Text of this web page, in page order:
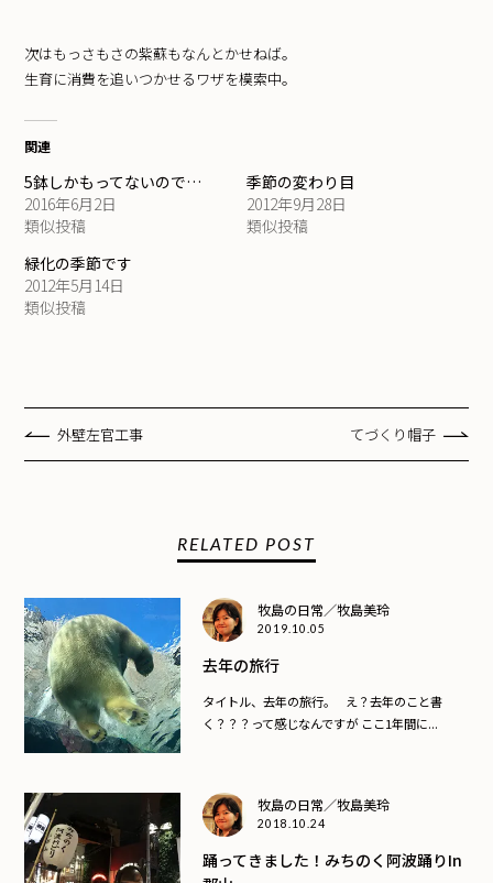
次はもっさもさの紫蘇もなんとかせねば。
生育に消費を追いつかせるワザを模索中。
関連
5鉢しかもってないので…
2016年6月2日
類似投稿
季節の変わり目
2012年9月28日
類似投稿
緑化の季節です
2012年5月14日
類似投稿
外壁左官工事 てづくり帽子
RELATED POST
牧島の日常／牧島美玲
2019.10.05
去年の旅行
タイトル、去年の旅行。 え？去年のこと書
く？？？って感じなんですが ここ1年間に...
牧島の日常／牧島美玲
2018.10.24
踊ってきました！みちのく阿波踊りin